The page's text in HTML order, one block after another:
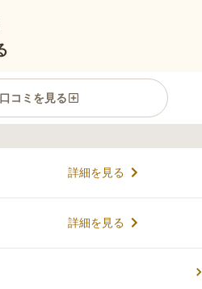
コミを見る
た目です。管理棟のすぐ隣にあるた
。シングルプランは専用の骨袋にて
から10年間安置後、2名一緒に粉骨
ません。
詳細を見る
詳細を見る